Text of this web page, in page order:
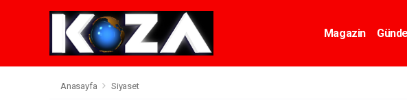
Magazin
Anasayfa Siyaset